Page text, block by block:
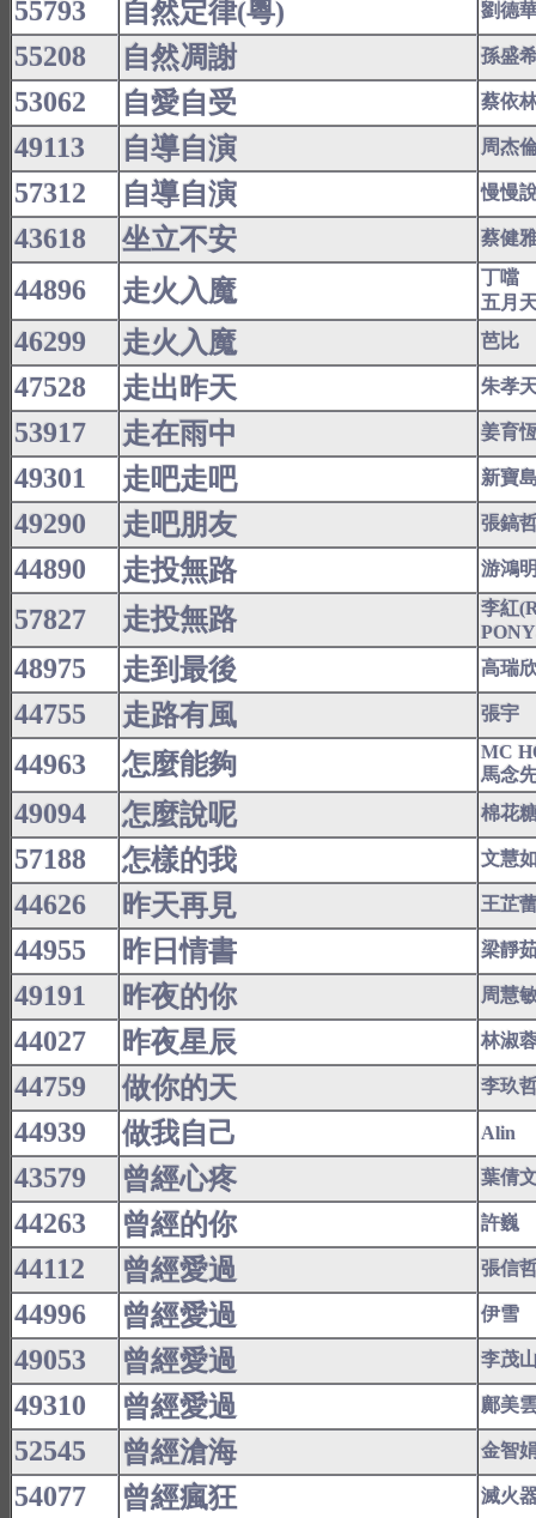
55793 自然定律(粵) 劉德
55208 自然凋謝 孫盛
53062 自愛自受 蔡依
49113 自導自演 周杰
57312 自導自演 慢慢
43618 坐立不安 蔡健
44896 走火入魔
丁噹
五月
46299 走火入魔 芭比
47528 走出昨天 朱孝
53917 走在雨中 姜育
49301 走吧走吧 新寶
49290 走吧朋友 張鎬
44890 走投無路 游鴻
57827 走投無路
李紅
48975 走到最後 高瑞
44755 走路有風 張宇
44963 怎麼能夠
MC
馬念
49094 怎麼說呢 棉花
57188 怎樣的我 文慧
44626 昨天再見 王芷
44955 昨日情書 梁靜
49191 昨夜的你 周慧
44027 昨夜星辰 林淑
44759 做你的天 李玖
44939 做我自己 Alin
43579 曾經心疼 葉倩
44263 曾經的你 許巍
44112 曾經愛過 張信
44996 曾經愛過 伊雪
49053 曾經愛過 李茂
49310 曾經愛過 鄺美
52545 曾經滄海 金智
54077 曾經瘋狂 滅火